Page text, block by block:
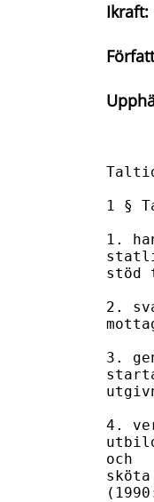
Ikraft:
1 §
1.
stöd
2.
3.
4.
och